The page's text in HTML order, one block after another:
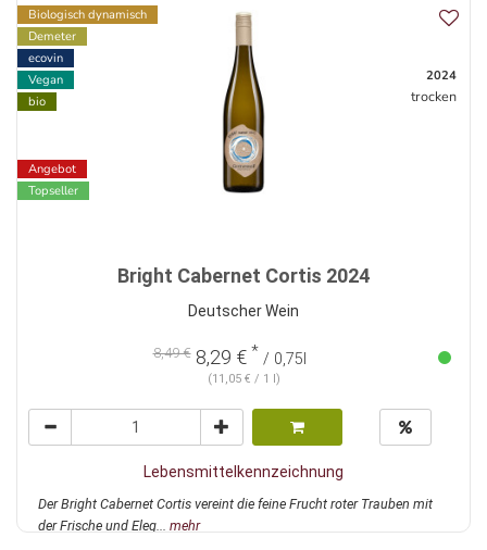
Biologisch dynamisch
Demeter
ecovin
Vegan
bio
Angebot
Topseller
2024
trocken
Bright Cabernet Cortis 2024
Deutscher Wein
8,49 €8,29 € * / 0,75l
(11,05 € / 1 l)
Lebensmittelkennzeichnung
Der Bright Cabernet Cortis vereint die feine Frucht roter Trauben mit
der Frische und Eleg... mehr